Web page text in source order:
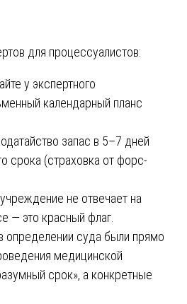
для процессуалистов:
у экспертного
календарный планс
запас в 5–7 дней
срока (страховка от форс-
не отвечает на
— это красный флаг.
определении суда были прямо
медицинской
срок», а конкретные